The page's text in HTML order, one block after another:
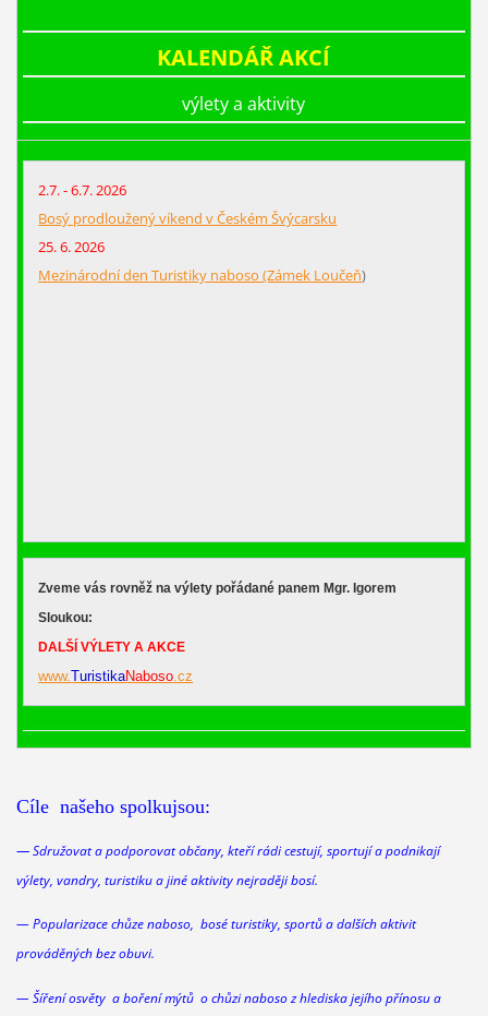
KALENDÁŘ AKCÍ
výlety a aktivity
2.7. - 6.7. 2026
Bosý prodloužený víkend v Českém Švýcarsku
25. 6. 2026
Mezinárodní den Turistiky naboso (Zámek Loučeň)
Zveme vás rovněž na výlety pořádané panem Mgr. Igorem
Sloukou:
DALŠÍ VÝLETY A AKCE
www.TuristikaNaboso .cz
Cíle našeho spolkujsou:
—Sdružovat a podporovat občany, kteří rádi cestují, sportují a podnikají
výlety, vandry, turistiku a jiné aktivity nejraději bosí.
— Popularizace chůze naboso, bosé turistiky, sportů a dalších aktivit
prováděných bez obuvi.
— Šíření osvěty a boření mýtů o chůzinabosoz hlediska jejího přínosu a